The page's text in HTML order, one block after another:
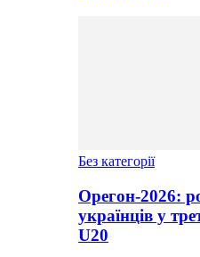
Без категорії
Орегон-2026:
українців у
U20